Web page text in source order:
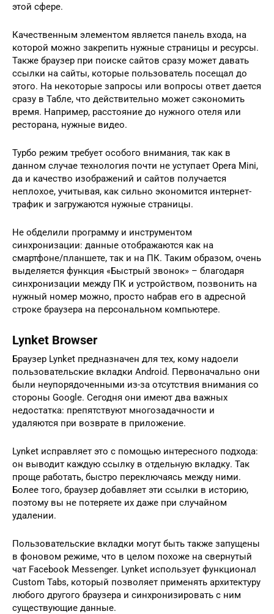
этой сфере.
Качественным элементом является панель входа, на
которой можно закрепить нужные страницы и ресурсы.
Также браузер при поиске сайтов сразу может давать
ссылки на сайты, которые пользователь посещал до
этого. На некоторые запросы или вопросы ответ дается
сразу в Табле, что действительно может сэкономить
время. Например, расстояние до нужного отеля или
ресторана, нужные видео.
Турбо режим требует особого внимания, так как в
данном случае технология почти не уступает Opera Mini,
да и качество изображений и сайтов получается
неплохое, учитывая, как сильно экономится интернет-
трафик и загружаются нужные страницы.
Не обделили программу и инструментом
синхронизации: данные отображаются как на
смартфоне/планшете, так и на ПК. Таким образом, очень
выделяется функция «Быстрый звонок» – благодаря
синхронизации между ПК и устройством, позвонить на
нужный номер можно, просто набрав его в адресной
строке браузера на персональном компьютере.
Lynket Browser
Браузер Lynket предназначен для тех, кому надоели
пользовательские вкладки Android. Первоначально они
были неупорядоченными из-за отсутствия внимания со
стороны Google. Сегодня они имеют два важных
недостатка: препятствуют многозадачности и
удаляются при возврате в приложение.
Lynket исправляет это с помощью интересного подхода:
он выводит каждую ссылку в отдельную вкладку. Так
проще работать, быстро переключаясь между ними.
Более того, браузер добавляет эти ссылки в историю,
поэтому вы не потеряете их даже при случайном
удалении.
Пользовательские вкладки могут быть также запущены
в фоновом режиме, что в целом похоже на свернутый
чат Facebook Messenger. Lynket использует функционал
Custom Tabs, который позволяет применять архитектуру
любого другого браузера и синхронизировать с ним
существующие данные.